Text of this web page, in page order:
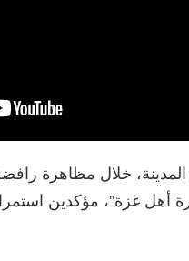
خلال مظاهرة
أهل غزة”، مؤكدين